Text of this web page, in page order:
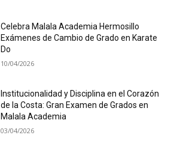
Celebra Malala Academia Hermosillo
Exámenes de Cambio de Grado en Karate
Do
10/04/2026
Institucionalidad y Disciplina en el Corazón
de la Costa: Gran Examen de Grados en
Malala Academia
03/04/2026